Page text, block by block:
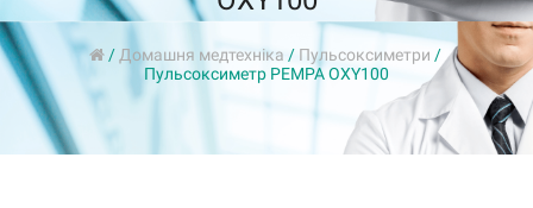
/ Домашня медтехніка / Пульсоксиметри /
Пульсоксиметр PEMPA OXY100